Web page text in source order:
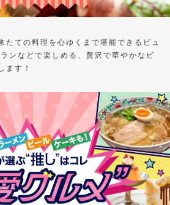
たての料理を心ゆくまで堪能できるビュ
ンなどで楽しめる、贅沢で華やかなビ
ます！